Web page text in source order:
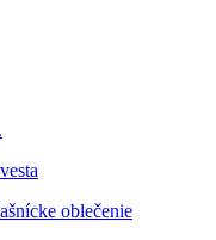
oblečenie